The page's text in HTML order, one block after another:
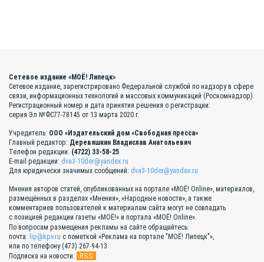
Сетевое издание «МОЁ! Липецк»
Сетевое издание, зарегистрировано Федеральной службой по надзору в сфере
связи, информационных технологий и массовых коммуникаций (Роскомнадзор).
Регистрационный номер и дата принятия решения о регистрации:
серия Эл №ФС77-78145 от 13 марта 2020 г.
Учредитель: ООО «Издательский дом «Свободная пресса»
Главный редактор: Деревяшкин Владислав Анатольевич
Телефон редакции: (4722) 33-58-25
E-mail редакции: dva3-10der@yandex.ru
Для юридически значимых сообщений: dva3-10der@yandex.ru
Мнения авторов статей, опубликованных на портале «МОЁ! Online», материалов,
размещённых в разделах «Мнения», «Народные новости», а также
комментариев пользователей к материалам сайта могут не совпадать
с позицией редакции газеты «МОЁ!» и портала «МОЁ! Online».
По вопросам размещения рекламы на сайте обращайтесь:
почта: lip@kpv.ru с пометкой «Реклама на портале "МОЁ! Липецк"»,
или по телефону (473) 267-94-13
Подписка на новости:
RSS